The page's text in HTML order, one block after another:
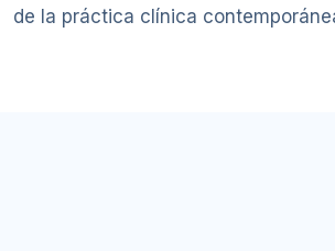
de la práctica clínica